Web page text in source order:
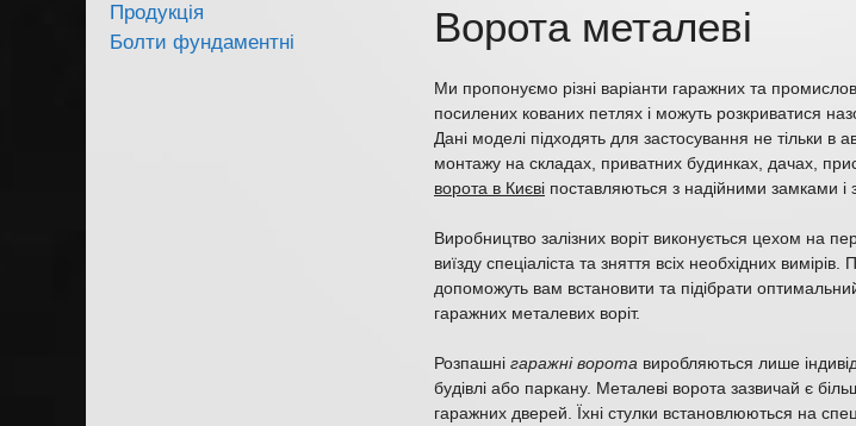
Ворота металеві
Ми пропонуємо різні варіанти гаражних та
посилених кованих петлях і можуть розкриватися
Дані моделі підходять для застосування не тільки в
монтажу на складах, приватних будинках, дачах,
ворота в Києві поставляються з надійними замками і
Виробництво залізних воріт виконується цехом на
виїзду спеціаліста та зняття всіх необхідних
допоможуть вам встановити та підібрати
гаражних металевих воріт.
Розпашні гаражні ворота виробляються лише
будівлі або паркану. Металеві ворота зазвичай є
гаражних дверей. Їхні стулки встановлюються на
Продукція
Болти фундаментні